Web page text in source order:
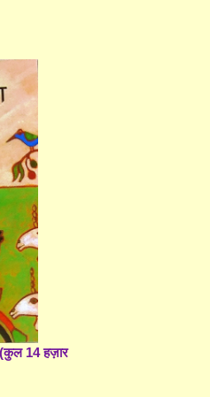
14 हज़ार